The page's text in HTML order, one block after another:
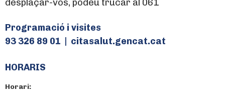
Programació i visites
93 326 89 01 | citasalut.gencat.cat
HORARIS
Horari: